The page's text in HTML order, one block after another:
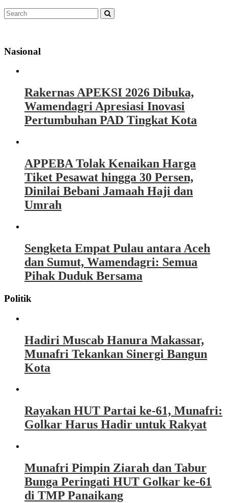
Nasional
Rakernas APEKSI 2026 Dibuka,
Wamendagri Apresiasi Inovasi
Pertumbuhan PAD Tingkat Kota
APPEBA Tolak Kenaikan Harga
Tiket Pesawat hingga 30 Persen,
Dinilai Bebani Jamaah Haji dan
Umrah
Sengketa Empat Pulau antara Aceh
dan Sumut, Wamendagri: Semua
Pihak Duduk Bersama
Politik
Hadiri Muscab Hanura Makassar,
Munafri Tekankan Sinergi Bangun
Kota
Rayakan HUT Partai ke-61, Munafri:
Golkar Harus Hadir untuk Rakyat
Munafri Pimpin Ziarah dan Tabur
Bunga Peringati HUT Golkar ke-61
di TMP Panaikang